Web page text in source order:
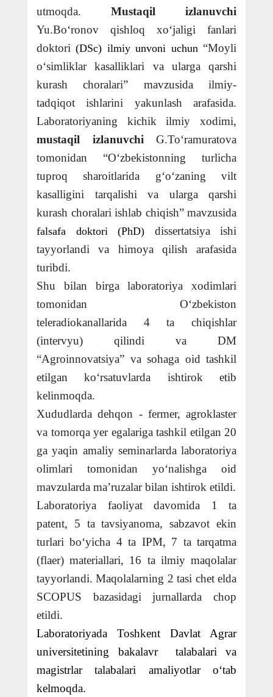
utmoqda. Mustaqil izlanuvchi
Yu.Bo‘ronov qishloq xo‘jaligi fanlari
doktori(DSc) ilmiy unvoni uchun “Moyli
o‘simliklar kasalliklari va ularga qarshi
kurash choralari” mavzusida ilmiy-
tadqiqot ishlarini yakunlash arafasida.
Laboratoriyaning kichik ilmiy xodimi,
mustaqil izlanuvchi G.To‘ramuratova
tomonidan “O‘zbekistonning turlicha
tuproq sharoitlarida g‘o‘zaning vilt
kasalligini tarqalishi va ularga qarshi
kurash choralari ishlab chiqish” mavzusida
falsafa doktori (PhD) dissertatsiya ishi
tayyorlandi va himoya qilish arafasida
turibdi.
Shu bilan birga laboratoriya xodimlari
tomonidan O‘zbekiston
teleradiokanallarida 4 ta chiqishlar
(intervyu) qilindi va DM
“Agroinnovatsiya” va sohaga oid tashkil
etilgan ko‘rsatuvlarda ishtirok etib
kelinmoqda.
Xududlarda dehqon - fermer, agroklaster
va tomorqa yer egalariga tashkil etilgan 20
ga yaqin amaliy seminarlarda laboratoriya
olimlari tomonidan yo‘nalishga oid
mavzularda ma’ruzalar bilan ishtirok etildi.
Laboratoriya faoliyat davomida 1 ta
patent, 5 ta tavsiyanoma,sabzavot ekin
turlari bo‘yicha 4 ta IPM, 7 ta tarqatma
(flaer) materiallari, 16 ta ilmiy maqolalar
tayyorlandi. Maqolalarning 2 tasi chet elda
SCOPUS bazasidagi jurnallarda chop
etildi.
Laboratoriyada Toshkent Davlat Agrar
universitetining bakalavr talabalari va
magistrlar talabalari amaliyotlar o‘tab
kelmoqda.